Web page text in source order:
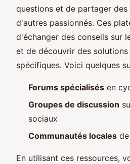
questions et de partager des
d'autres passionnés. Ces
d'échanger des conseils sur
et de découvrir des
spécifiques. Voici quelques
Forums spécialisés en
Groupes de discussion
sociaux
Communautés locales
En utilisant ces ressources,